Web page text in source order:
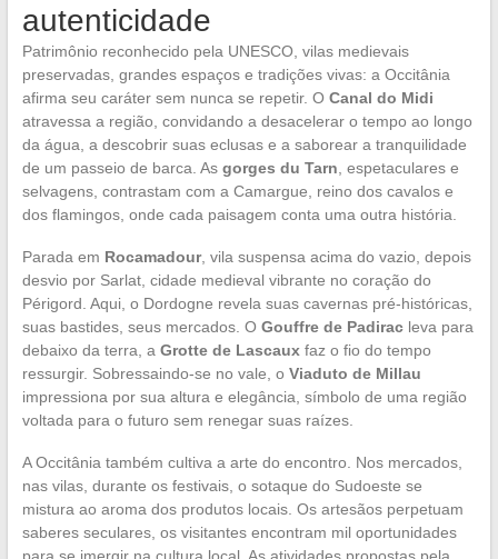
autenticidade
Patrimônio reconhecido pela UNESCO, vilas medievais
preservadas, grandes espaços e tradições vivas: a Occitânia
afirma seu caráter sem nunca se repetir. O Canal do Midi
atravessa a região, convidando a desacelerar o tempo ao longo
da água, a descobrir suas eclusas e a saborear a tranquilidade
de um passeio de barca. As gorges du Tarn , espetaculares e
selvagens, contrastam com a Camargue, reino dos cavalos e
dos flamingos, onde cada paisagem conta uma outra história.
Parada em Rocamadour, vila suspensa acima do vazio, depois
desvio por Sarlat, cidade medieval vibrante no coração do
Périgord. Aqui, o Dordogne revela suas cavernas pré-históricas,
suas bastides, seus mercados. O Gouffre de Padiracleva para
debaixo da terra, a Grotte de Lascauxfaz o fio do tempo
ressurgir. Sobressaindo-se no vale, o Viaduto de Millau
impressiona por sua altura e elegância, símbolo de uma região
voltada para o futuro sem renegar suas raízes.
A Occitânia também cultiva a arte do encontro. Nos mercados,
nas vilas, durante os festivais, o sotaque do Sudoeste se
mistura ao aroma dos produtos locais. Os artesãos perpetuam
saberes seculares, os visitantes encontram mil oportunidades